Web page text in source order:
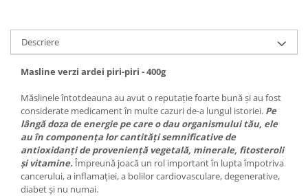
Descriere
Masline verzi ardei piri-piri - 400g
Măslinele întotdeauna au avut o reputație foarte bună și au fost
considerate medicament în multe cazuri de-a lungul istoriei. Pe
lângă doza de energie pe care o dau organismului tău, ele
au în componența lor cantități semnificative de
antioxidanți de proveniență vegetală, minerale, fitosteroli
și vitamine.Împreună joacă un rol important în lupta împotriva
cancerului, a inflamației, a bolilor cardiovasculare, degenerative,
diabet și nu numai.